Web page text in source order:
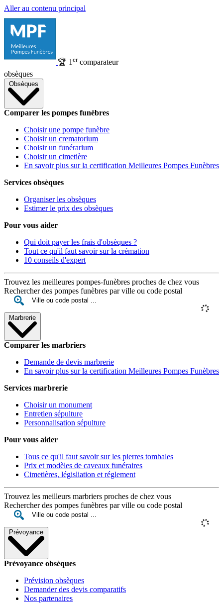
Aller au contenu principal
🏆 1 ercomparateur
obsèques
Obsèques
Comparer les pompes funèbres
Choisir une pompe funèbre
Choisir un crematorium
Choisir un funérarium
Choisir un cimetière
En savoir plus sur la certification Meilleures Pompes Funèbres
Services obsèques
Organiser les obsèques
Estimer le prix des obsèques
Pour vous aider
Qui doit payer les frais d'obsèques ?
Tout ce qu'il faut savoir sur la crémation
10 conseils d'expert
Trouvez les meilleures pompes-funèbres proches de chez vous
Rechercher des pompes funèbres par ville ou code postal
Marbrerie
Comparer les marbriers
Demande de devis marbrerie
En savoir plus sur la certification Meilleures Pompes Funèbres
Services marbrerie
Choisir un monument
Entretien sépulture
Personnalisation sépulture
Pour vous aider
Tous ce qu'il faut savoir sur les pierres tombales
Prix et modèles de caveaux funéraires
Cimetières, législiation et réglement
Trouvez les meilleurs marbriers proches de chez vous
Rechercher des pompes funèbres par ville ou code postal
Prévoyance
Prévoyance obsèques
Prévision obsèques
Demander des devis comparatifs
Nos partenaires